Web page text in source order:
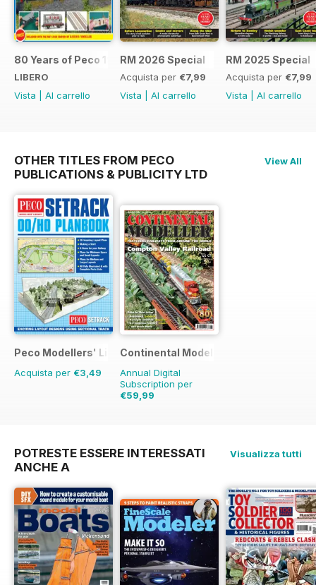
80 Years of Peco 1946 - 2026
LIBERO
Vista
Al carrello
RM 2026 Special
Acquista per €7,99
Vista
Al carrello
RM 2025 Special
Acquista per €7,99
Vista
Al carrello
OTHER TITLES FROM PECO
PUBLICATIONS & PUBLICITY LTD
View All
Peco Modellers' Library
Acquista per €3,49
Continental Modeller
Annual Digital
Subscription per
€59,99
POTRESTE ESSERE INTERESSATI
ANCHE A
Visualizza tutti